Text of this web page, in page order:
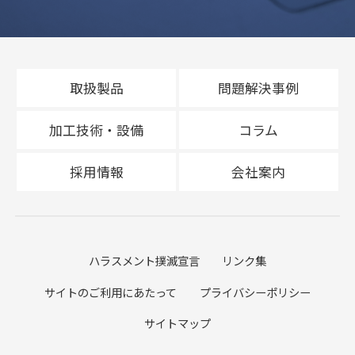
取扱製品 問題解決事例
加工技術・設備 コラム
採用情報 会社案内
ハラスメント撲滅宣言
リンク集
サイトのご利用にあたって
プライバシーポリシー
サイトマップ